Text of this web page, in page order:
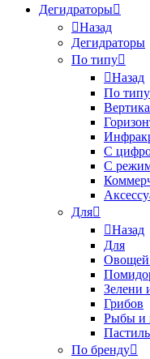
Дегидраторы
Назад
Дегидраторы
По типу
Назад
По типу
С
С
Для
Назад
Для
Овощей
Зелени
Грибов
Рыбы и
По бренду